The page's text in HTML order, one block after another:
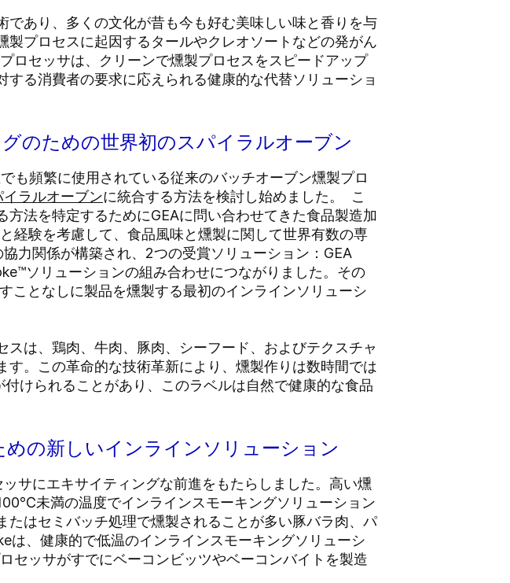
あり、多くの文化が昔も今も好む美味しい味と香りを与
プロセスに起因するタールやクレオソートなどの発がん
ロセッサは、クリーンで燻製プロセスをスピードアップ
る消費者の要求に応えられる健康的な代替ソリューショ
のための世界初のスパイラルオーブン
も頻繁に使用されている従来のバッチオーブン燻製プロ
ラルオーブンに統合する方法を検討し始めました。 こ
法を特定するためにGEAに問い合わせてきた食品製造加
経験を考慮して、食品風味と燻製に関して世界有数の専
力関係が構築され、2つの受賞ソリューション：GEA
ソリューションの組み合わせにつながりました。その
ことなしに製品を燻製する最初のインラインソリューシ
は、鶏肉、牛肉、豚肉、シーフード、およびテクスチャ
。この革命的な技術革新により、燻製作りは数時間では
けられることがあり、このラベルは自然で健康的な食品
の新しいインラインソリューション
サにエキサイティングな前進をもたらしました。高い燻
未満の温度でインラインスモーキングソリューション
はセミバッチ処理で燻製されることが多い豚バラ肉、パ
、健康的で低温のインラインスモーキングソリューシ
セッサがすでにベーコンビッツやベーコンバイトを製造